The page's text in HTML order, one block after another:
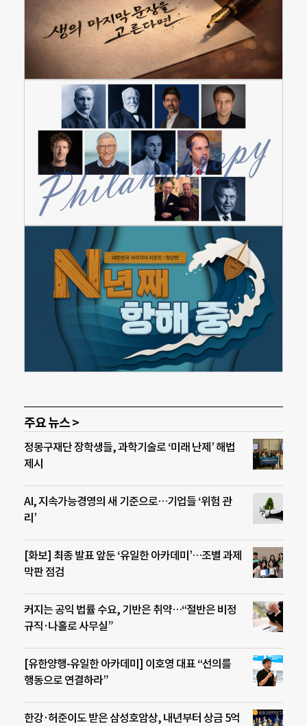
주요 뉴스 >
정몽구재단 장학생들, 과학기술로 ‘미래 난제’ 해법
제시
AI, 지속가능경영의 새 기준으로…기업들 ‘위험 관
리’
[화보] 최종 발표 앞둔 ‘유일한 아카데미’…조별 과제
막판 점검
커지는 공익 법률 수요, 기반은 취약…“절반은 비정
규직·나홀로 사무실”
[유한양행-유일한 아카데미] 이호영 대표 “선의를
행동으로 연결하라”
한강·허준이도 받은 삼성호암상, 내년부터 상금 5억